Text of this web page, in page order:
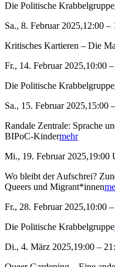
Die Politische Krabbelgruppe
Sa., 8. Februar 2025,12:00 –
Kritisches Kartieren – Die
Fr., 14. Februar 2025,10:00
Die Politische Krabbelgruppe
Sa., 15. Februar 2025,15:00
Randale Zentrale: Sprache
BIPoC-Kindermehr
Mi., 19. Februar 2025,19:00
Wo bleibt der Aufschrei?
Queers und Migrant*innen
Fr., 28. Februar 2025,10:00
Die Politische Krabbelgruppe
Di., 4. März 2025,19:00 –